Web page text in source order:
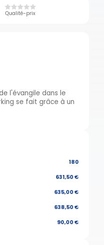
Qualité-prix
l'évangile dans le
se fait grâce à un
180
631,50 €
635,00 €
638,50 €
90,00 €